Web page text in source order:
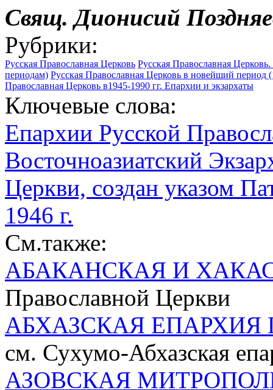
Свящ.Дионисий
Рубрики:
Русская Православная Церковь Русская Православная
периодам) Русская Православная Церковь в новейший период
Православная Церковь в1945-1990 гг. Епархии и экзархаты
Ключевые слова:
Епархии Русской
Восточноазиатский
Церкви, создан указом
1946 г.
См.также:
АБАКАНСКАЯ И
Православной Церкви
АБХАЗСКАЯ ЕПАРХИЯ
см. Сухумо-Абхазская
АЗОВСКАЯ